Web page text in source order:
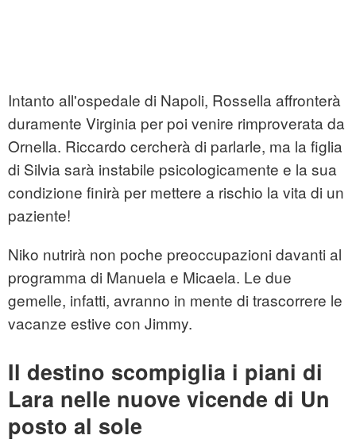
Intanto all'ospedale di Napoli, Rossella affronterà
duramente Virginia per poi venire rimproverata da
Ornella. Riccardo cercherà di parlarle, ma la figlia
di Silvia sarà instabile psicologicamente e la sua
condizione finirà per mettere a rischio la vita di un
paziente!
Niko nutrirà non poche preoccupazioni davanti al
programma di Manuela e Micaela. Le due
gemelle, infatti, avranno in mente di trascorrere le
vacanze estive con Jimmy.
Il destino scompiglia i piani di
Lara nelle nuove vicende di Un
posto al sole